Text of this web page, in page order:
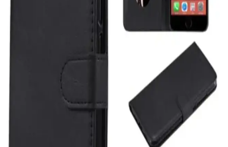
Taşınabilir 5000mAh Kapasiteli Powerbankler:
Seyahat ve Günlük Kullanım İçin Uygun Seçenekler
5000mAh kapasiteli taşınabilir şarj cihazları hafifliği ve hızlı şarj
özellikleriyle günlük ve seyahat ihtiyaçlarınızı karşılar, MagSafe
uyumluluğu ise kullanım kolaylığı sağlar.
Akıllı Telefonlar İçin Hızlı Şarj Seçenekleri ve
Güncel Öneriler
Günümüzde akıllı telefonlar için hızlı şarj teknolojileri, güç
seviyeleri ve kablosuz seçenekler sayesinde kullanım kolaylığı ve